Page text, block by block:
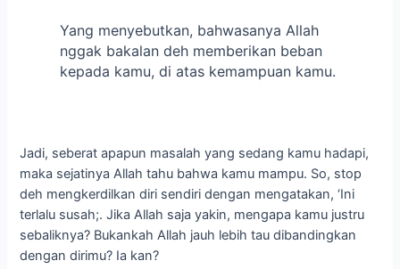
Yang menyebutkan, bahwasanya Allah
nggak bakalan deh memberikan beban
kepada kamu, di atas kemampuan kamu.
Jadi, seberat apapun masalah yang sedang kamu hadapi,
maka sejatinya Allah tahu bahwa kamu mampu. So, stop
deh mengkerdilkan diri sendiri dengan mengatakan, ‘Ini
terlalu susah;. Jika Allah saja yakin, mengapa kamu justru
sebaliknya? Bukankah Allah jauh lebih tau dibandingkan
dengan dirimu? Ia kan?